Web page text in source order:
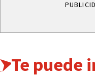
Te puede